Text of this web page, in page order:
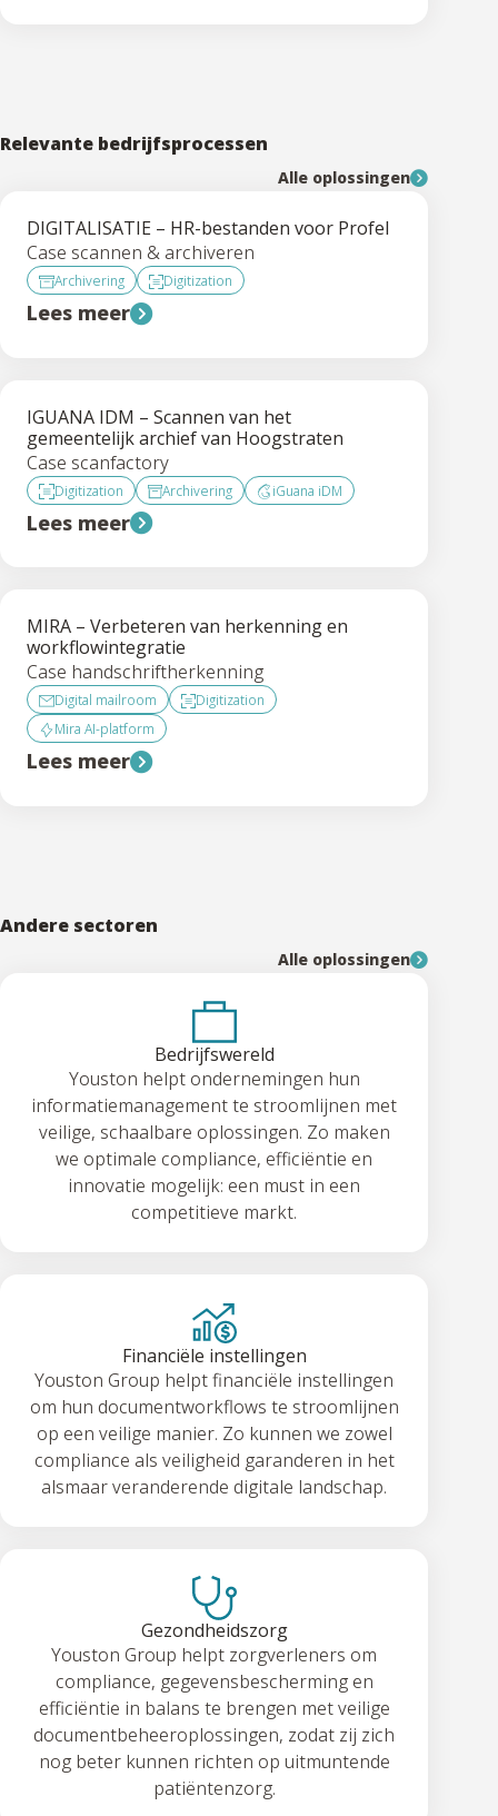
Relevante bedrijfsprocessen
Alle oplossingen
DIGITALISATIE – HR-bestanden voor Profel
Case scannen & archiveren
Archivering Digitization
Lees meer
IGUANA IDM – Scannen van het
gemeentelijk archief van Hoogstraten
Case scanfactory
Digitization Archivering iGuana iDM
Lees meer
MIRA – Verbeteren van herkenning en
workflowintegratie
Case handschriftherkenning
Digital mailroom
Digitization
Mira AI-platform
Lees meer
Andere sectoren
Alle oplossingen
Bedrijfswereld
Youston helpt ondernemingen hun
informatiemanagement te stroomlijnen met
veilige, schaalbare oplossingen. Zo maken
we optimale compliance, efficiëntie en
innovatie mogelijk: een must in een
competitieve markt.
Financiële instellingen
Youston Group helpt financiële instellingen
om hun documentworkflows te stroomlijnen
op een veilige manier. Zo kunnen we zowel
compliance als veiligheid garanderen in het
alsmaar veranderende digitale landschap.
Gezondheidszorg
Youston Group helpt zorgverleners om
compliance, gegevensbescherming en
efficiëntie in balans te brengen met veilige
documentbeheeroplossingen, zodat zij zich
nog beter kunnen richten op uitmuntende
patiëntenzorg.